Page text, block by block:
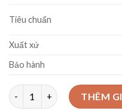
Tiêu chuẩn
Xuất xứ
Bảo hành
Máy bơm trục ngang đa
THÊM